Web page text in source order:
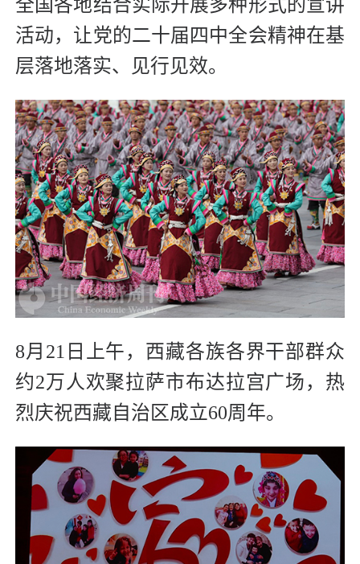
全国各地结合实际开展多种形式的宣讲
活动，让党的二十届四中全会精神在基
层落地落实、见行见效。
8月21日上午，西藏各族各界干部群众
约2万人欢聚拉萨市布达拉宫广场，热
烈庆祝西藏自治区成立60周年。